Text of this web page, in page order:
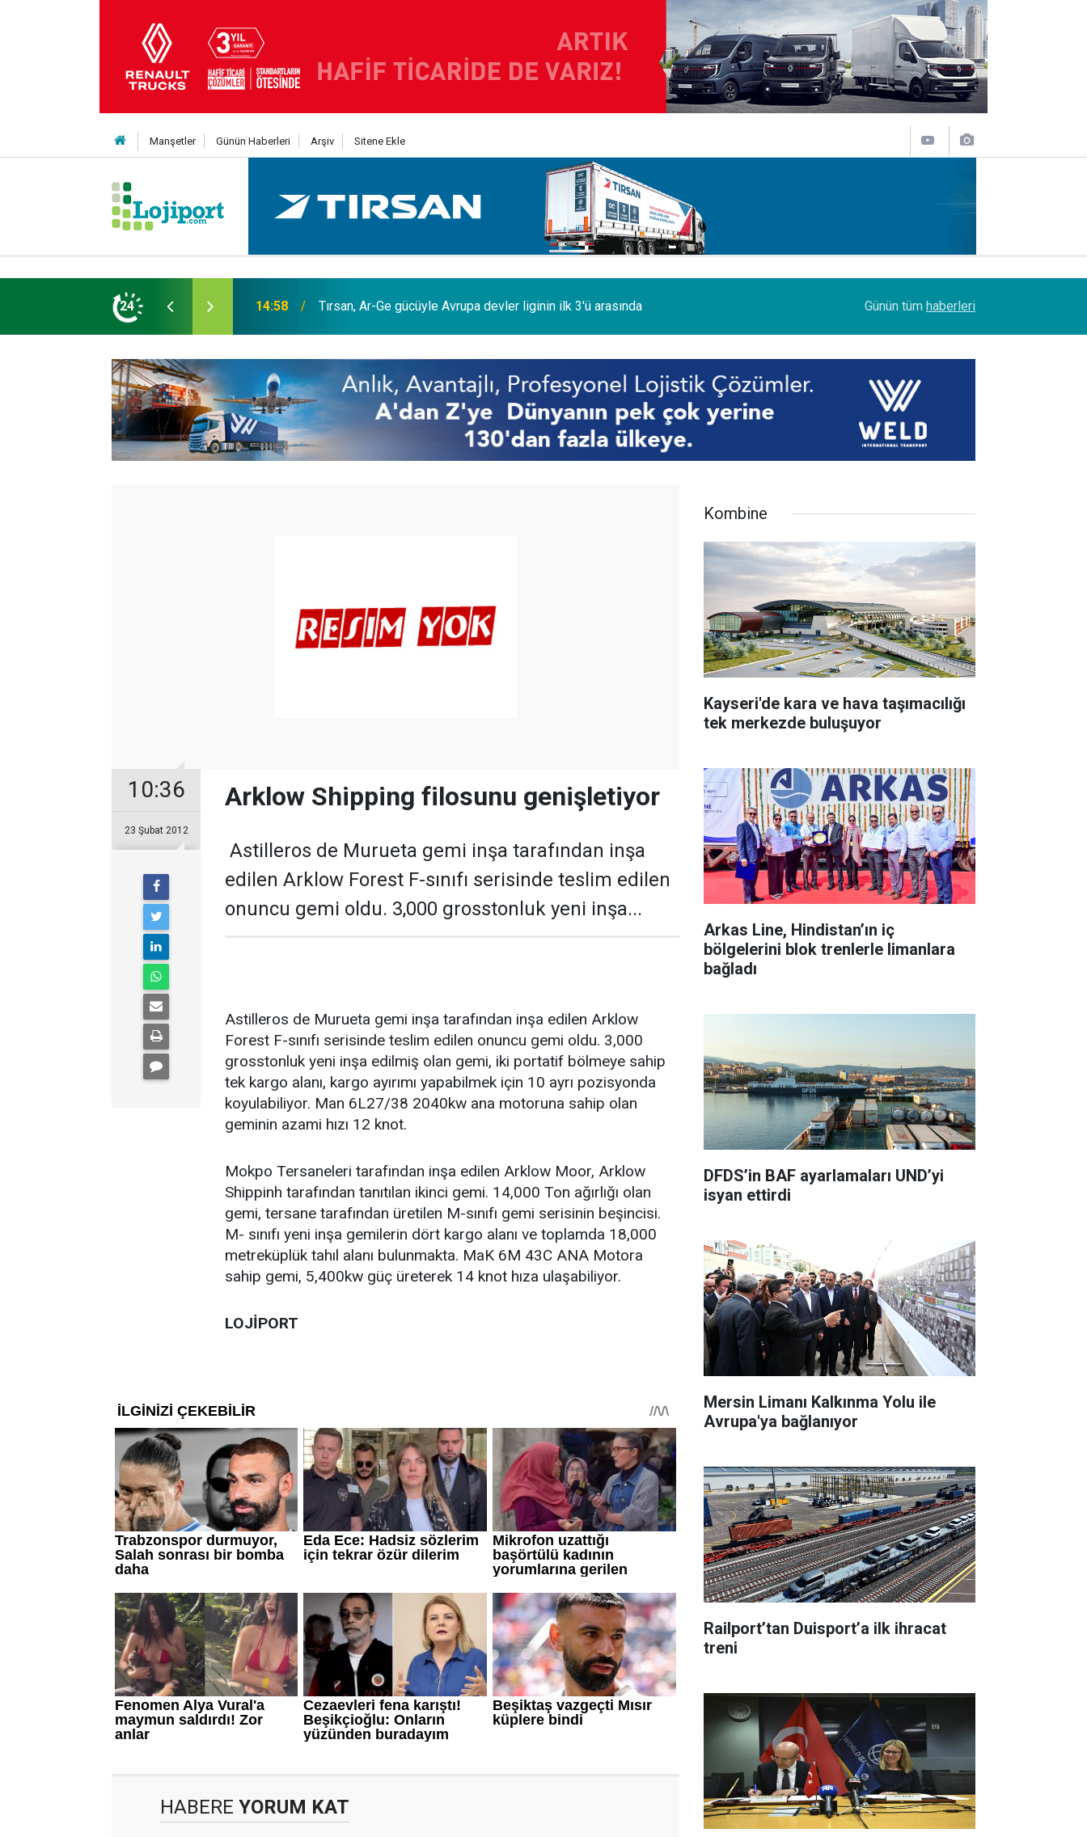
Manşetler Günün Haberleri Arşiv Sitene Ekle
24
liginin ilk 3'ü arasında 14:19 MAXUS modelleri Ağustos’a özel 1.199.000 TL’den başlayan fiyatlarla Petrol Ofisi Grubu 18. kez zirvede
Günün tüm haberleri
10:36
23 Şubat 2012
Arklow Shipping filosunu genişletiyor
Astilleros de Murueta gemi inşa tarafından inşa
edilen Arklow Forest F-sınıfı serisinde teslim edilen
onuncu gemi oldu. 3,000 grosstonluk yeni inşa...
Astilleros de Murueta gemi inşa tarafından inşa edilen Arklow
Forest F-sınıfı serisinde teslim edilen onuncu gemi oldu. 3,000
grosstonluk yeni inşa edilmiş olan gemi, iki portatif bölmeye sahip
tek kargo alanı, kargo ayırımı yapabilmek için 10 ayrı pozisyonda
koyulabiliyor. Man 6L27/38 2040kw ana motoruna sahip olan
geminin azami hızı 12 knot.
Mokpo Tersaneleri tarafından inşa edilen Arklow Moor, Arklow
Shippinh tarafından tanıtılan ikinci gemi. 14,000 Ton ağırlığı olan
gemi, tersane tarafından üretilen M-sınıfı gemi serisinin beşincisi.
M- sınıfı yeni inşa gemilerin dört kargo alanı ve toplamda 18,000
metreküplük tahıl alanı bulunmakta. MaK 6M 43C ANA Motora
sahip gemi, 5,400kw güç üreterek 14 knot hıza ulaşabiliyor.
LOJİPORT
HABERE YORUM KAT
Kombine
Kayseri'de kara ve hava taşımacılığı
tek merkezde buluşuyor
Arkas Line, Hindistan’ın iç
bölgelerini blok trenlerle limanlara
bağladı
DFDS’in BAF ayarlamaları UND’yi
isyan ettirdi
Mersin Limanı Kalkınma Yolu ile
Avrupa'ya bağlanıyor
Railport’tan Duisport’a ilk ihracat
treni